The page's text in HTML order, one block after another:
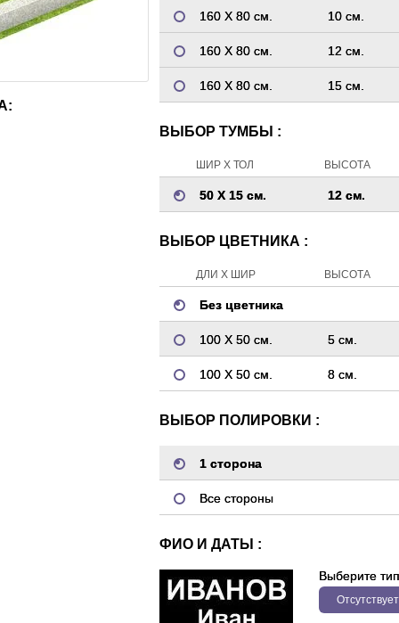
160 Х 80 см. 10 см.
160 Х 80 см. 12 см.
160 Х 80 см. 15 см.
ВЫБОР ТУМБЫ :
ШИР Х ТОЛ ВЫСОТА
50 Х 15 см. 12 см.
ВЫБОР ЦВЕТНИКА :
ДЛИ Х ШИР ВЫСОТА
Без цветника
100 Х 50 см. 5 см.
100 Х 50 см. 8 см.
ВЫБОР ПОЛИРОВКИ :
1 сторона
Все стороны
ФИО И ДАТЫ :
Выберите тип
Отсутствует